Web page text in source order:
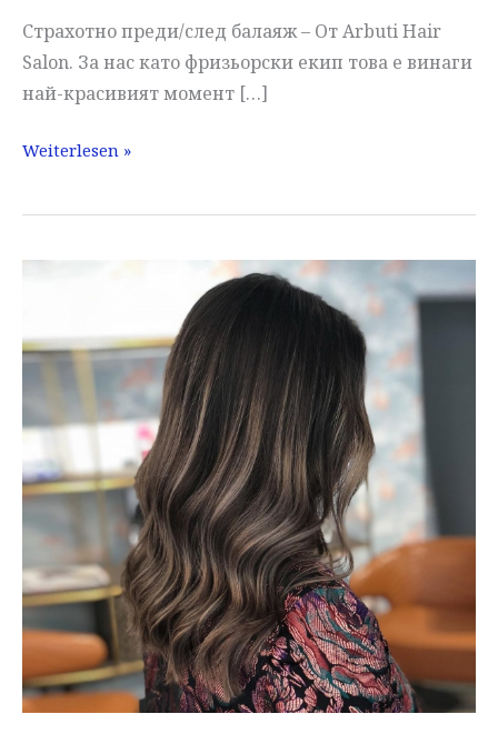
Страхотно преди/след балаяж – От Arbuti Hair
Salon. За нас като фризьорски екип това е винаги
най-красивият момент […]
Страхотно
след
Weiterlesen »